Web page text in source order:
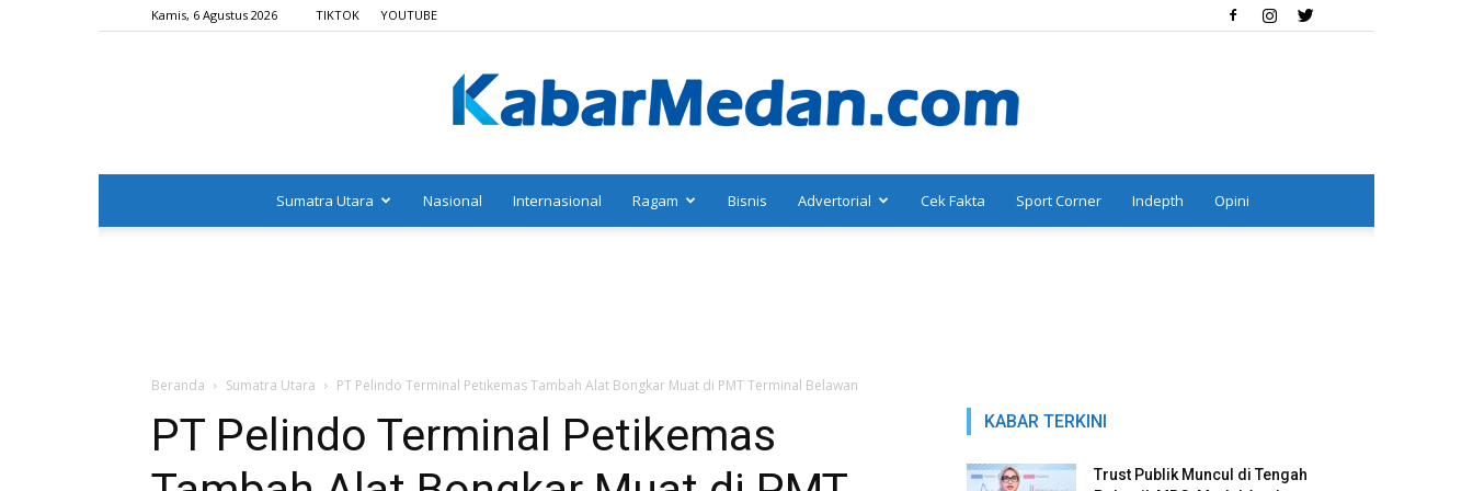
Kamis, 6 Agustus 2026 TIKTOK YOUTUBE
Sumatra Utara Nasional Internasional Ragam Bisnis Advertorial Cek Fakta Sport Corner Indepth Opini
Beranda Sumatra Utara PT Pelindo Terminal Petikemas Tambah Alat Bongkar Muat di PMT Terminal Belawan
PT Pelindo Terminal Petikemas
KABAR TERKINI
Trust Publik Muncul di Tengah